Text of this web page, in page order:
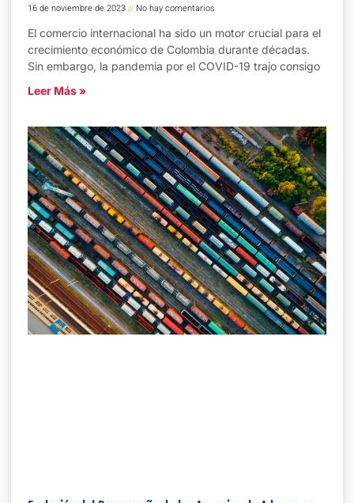
16 de noviembre de 2023
No hay comentarios
El comercio internacional ha sido un motor crucial para el
crecimiento económico de Colombia durante décadas.
Sin embargo, la pandemia por el COVID-19 trajo consigo
Leer Más »